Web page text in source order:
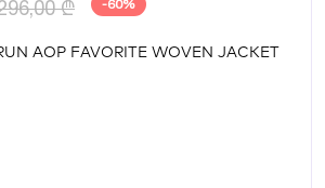
₾ -60%
AOP FAVORITE WOVEN JACKET